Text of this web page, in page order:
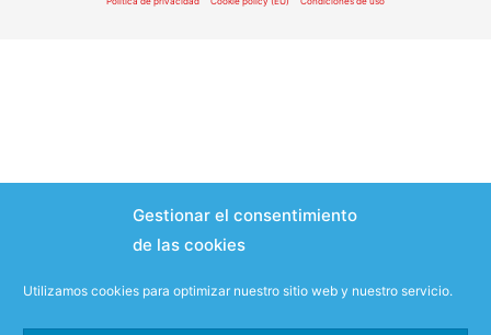
Gestionar el consentimiento
de las cookies
Utilizamos cookies para optimizar nuestro sitio web y nuestro servicio.